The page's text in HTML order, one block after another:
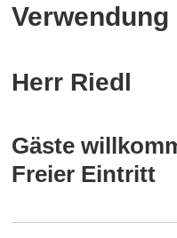
Verwendung
Herr Riedl
Gäste
Freier Eintritt